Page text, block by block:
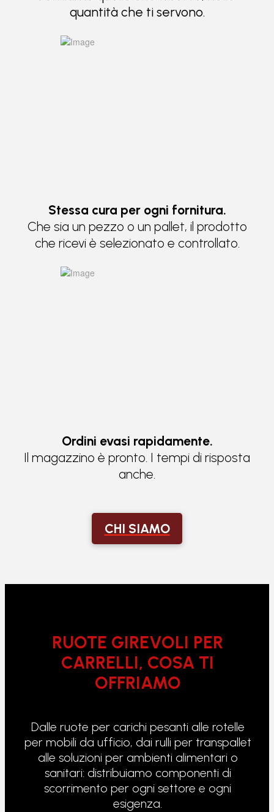
quantità che ti servono.
Stessa cura per ogni fornitura.
Che sia un pezzo o un pallet, il prodotto
che ricevi è selezionato e controllato.
Ordini evasi rapidamente.
Il magazzino è pronto. I tempi di risposta
anche.
CHI SIAMO
RUOTE GIREVOLI PER
CARRELLI, COSA TI
OFFRIAMO
Dalle ruote per carichi pesanti alle rotelle
per mobili da ufficio, dai rulli per transpallet
alle soluzioni per ambienti alimentari o
sanitari: distribuiamo componenti di
scorrimento per ogni settore e ogni
esigenza.